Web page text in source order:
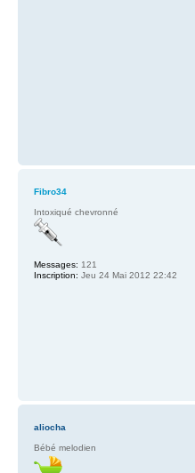
Fibro34
Intoxiqué chevronné
Messages: 121
Inscription: Jeu 24 Mai 2012 22:42
aliocha
Bébé melodien